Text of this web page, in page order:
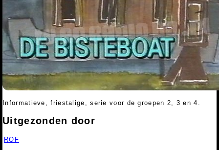
Informatieve, friestalige, serie voor de groepen 2, 3 en 4.
Uitgezonden door
ROF